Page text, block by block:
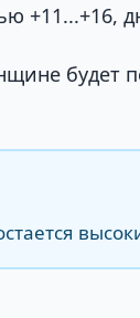
+11...+16,